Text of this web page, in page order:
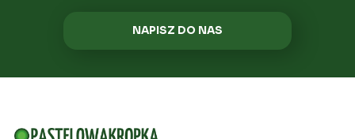
NAPISZ DO NAS